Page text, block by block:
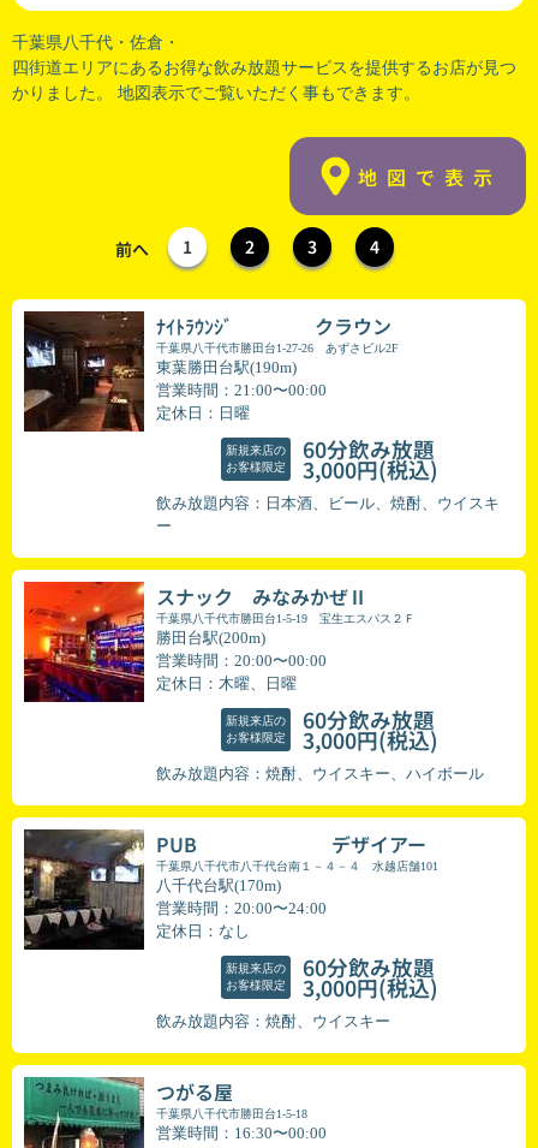
千葉県八千代・ 佐倉 ・
四街道エリアにあるお得な飲み放題サービスを提供するお店が見つ
かりました。 地図表示でご覧いただく事もできます。
地図で表示
前へ 1 2 3 4
ﾅｲﾄﾗｳﾝｼﾞ クラウン
千葉県八千代市勝田台1-27-26 あずさビル2F
東葉勝田台駅(190m)
営業時間：21:00〜00:00
定休日：日曜
新規来店の
お客様限定
60分飲み放題
3,000円(税込)
飲み放題内容：日本酒、ビール、焼酎、ウイスキ
ー
スナック みなみかぜⅡ
千葉県八千代市勝田台1-5-19 宝生エスパス２Ｆ
勝田台駅(200m)
営業時間：20:00〜00:00
定休日：木曜、日曜
新規来店の
お客様限定
60分飲み放題
3,000円(税込)
飲み放題内容：焼酎、ウイスキー、ハイボール
PUB デザイアー
千葉県八千代市八千代台南１－４－４ 水越店舗101
八千代台駅(170m)
営業時間：20:00〜24:00
定休日：なし
新規来店の
お客様限定
60分飲み放題
3,000円(税込)
飲み放題内容：焼酎、ウイスキー
つがる屋
千葉県八千代市勝田台1-5-18
営業時間：16:30〜00:00